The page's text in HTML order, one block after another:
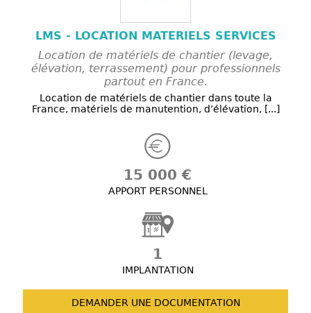
LMS - LOCATION MATERIELS SERVICES
Location de matériels de chantier (levage,
élévation, terrassement) pour professionnels
partout en France.
Location de matériels de chantier dans toute la
France, matériels de manutention, d’élévation, [...]
15 000 €
APPORT PERSONNEL
1
IMPLANTATION
DEMANDER UNE DOCUMENTATION